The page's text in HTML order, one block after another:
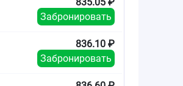
Забронировать
836.10 ₽
Забронировать